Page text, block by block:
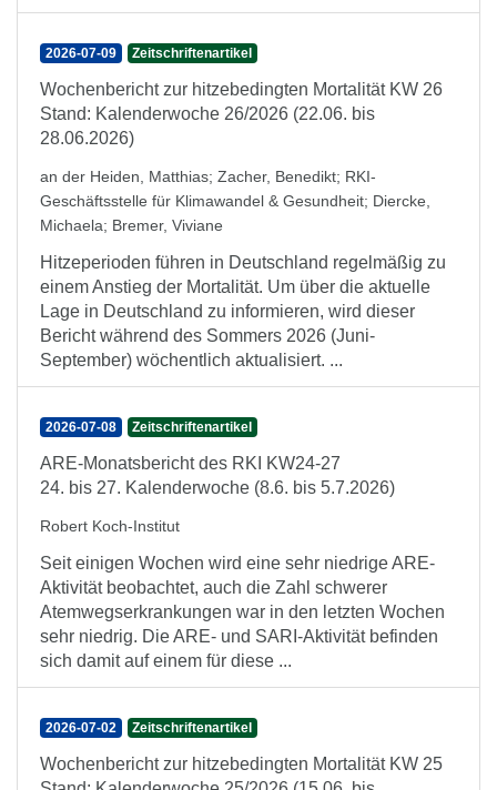
2026-07-09 Zeitschriftenartikel
Wochenbericht zur hitzebedingten Mortalität KW 26
Stand: Kalenderwoche 26/2026 (22.06. bis
28.06.2026)
an der Heiden, Matthias; Zacher, Benedikt; RKI-
Geschäftsstelle für Klimawandel & Gesundheit; Diercke,
Michaela; Bremer, Viviane
Hitzeperioden führen in Deutschland regelmäßig zu
einem Anstieg der Mortalität. Um über die aktuelle
Lage in Deutschland zu informieren, wird dieser
Bericht während des Sommers 2026 (Juni-
September) wöchentlich aktualisiert. ...
2026-07-08 Zeitschriftenartikel
ARE-Monatsbericht des RKI KW24-27
24. bis 27. Kalenderwoche (8.6. bis 5.7.2026)
Robert Koch-Institut
Seit einigen Wochen wird eine sehr niedrige ARE-
Aktivität beobachtet, auch die Zahl schwerer
Atemwegserkrankungen war in den letzten Wochen
sehr niedrig. Die ARE- und SARI-Aktivität befinden
sich damit auf einem für diese ...
2026-07-02 Zeitschriftenartikel
Wochenbericht zur hitzebedingten Mortalität KW 25